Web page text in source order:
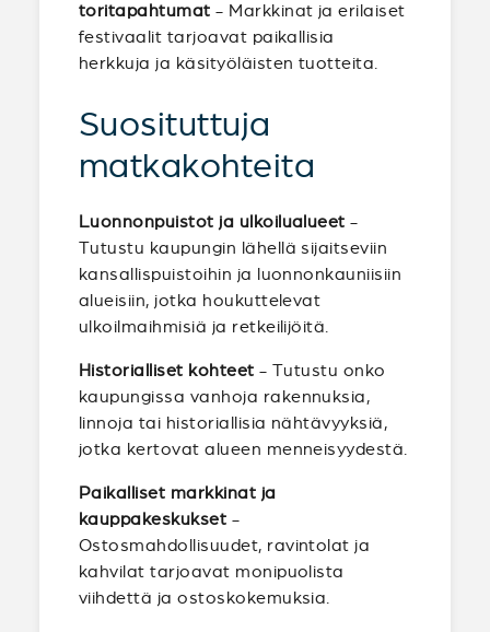
toritapahtumat - Markkinat ja erilaiset
festivaalit tarjoavat paikallisia
herkkuja ja käsityöläisten tuotteita.
Suosituttuja
matkakohteita
Luonnonpuistot ja ulkoilualueet -
Tutustu kaupungin lähellä sijaitseviin
kansallispuistoihin ja luonnonkauniisiin
alueisiin, jotka houkuttelevat
ulkoilmaihmisiä ja retkeilijöitä.
Historialliset kohteet - Tutustu onko
kaupungissa vanhoja rakennuksia,
linnoja tai historiallisia nähtävyyksiä,
jotka kertovat alueen menneisyydestä.
Paikalliset markkinat ja
kauppakeskukset -
Ostosmahdollisuudet, ravintolat ja
kahvilat tarjoavat monipuolista
viihdettä ja ostoskokemuksia.